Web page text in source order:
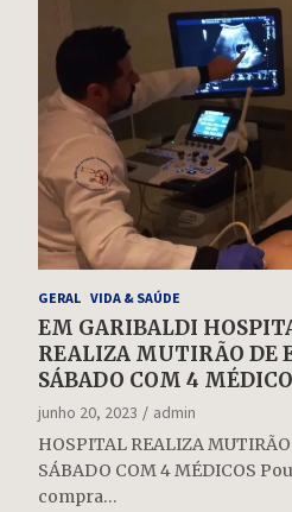
GERAL VIDA & SAÚDE
EM GARIBALDI
REALIZA MUTIRÃO DE
SÁBADO COM 4
junho 20, 2023
admin
HOSPITAL REALIZA
SÁBADO COM 4 MÉDICOS
compra…